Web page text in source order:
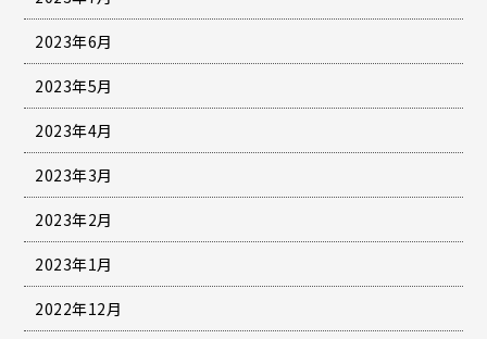
2023年6月
2023年5月
2023年4月
2023年3月
2023年2月
2023年1月
2022年12月